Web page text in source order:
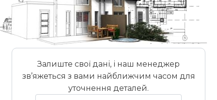
Залиште свої дані, і наш менеджер
зв’яжеться з вами найближчим часом для
уточнення деталей.